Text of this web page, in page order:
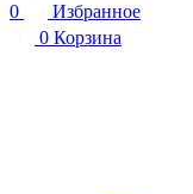
0
Избранное
0 Корзина